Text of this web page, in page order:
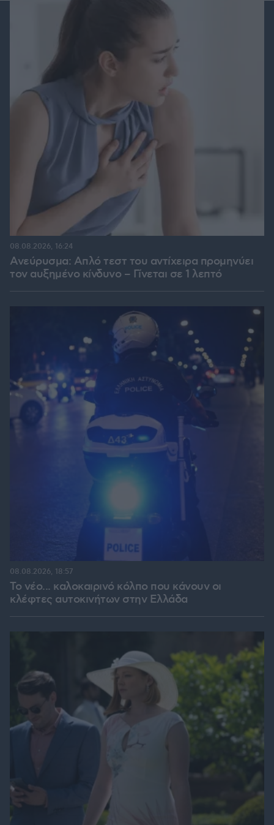
Ανεύρυσμα: Απλό τεστ του αντίχειρα προμηνύει
τον αυξημένο κίνδυνο – Γίνεται σε 1 λεπτό
08.08.2026, 16:24
Το νέο... καλοκαιρινό κόλπο που κάνουν οι
κλέφτες αυτοκινήτων στην Ελλάδα
08.08.2026, 18:57